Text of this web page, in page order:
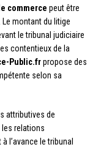
commerce peut être
montant du litige
le tribunal judiciaire
contentieux de la
Public.frpropose des
selon sa
attributives de
relations
l’avance le tribunal